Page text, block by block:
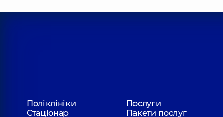
Поліклініки
Послуги
Стаціонар
Пакети послуг